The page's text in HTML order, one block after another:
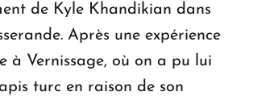
de Kyle Khandikian dans
Après une expérience
à Vernissage, où on a pu lui
turc en raison de son